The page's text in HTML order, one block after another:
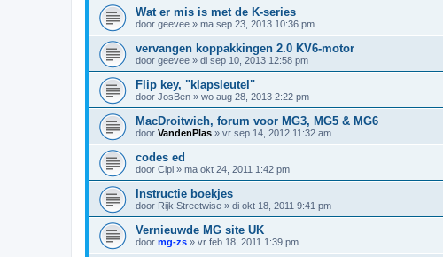
Wat er mis is met de K-series
door geevee » ma sep 23, 2013 10:36 pm
vervangen koppakkingen 2.0 KV6-motor
door geevee » di sep 10, 2013 12:58 pm
Flip key, "klapsleutel"
door JosBen » wo aug 28, 2013 2:22 pm
MacDroitwich, forum voor MG3, MG5 & MG6
door VandenPlas » vr sep 14, 2012 11:32 am
codes ed
door Cipi » ma okt 24, 2011 1:42 pm
Instructie boekjes
door Rijk Streetwise » di okt 18, 2011 9:41 pm
Vernieuwde MG site UK
door mg-zs » vr feb 18, 2011 1:39 pm